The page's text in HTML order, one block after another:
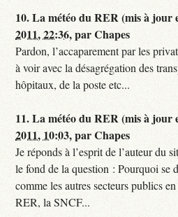
10.La météo du RER (mis à jour
2011, 22:36,parChapes
Pardon, l’accaparement par les
à voir avec la désagrégation des
hôpitaux, de la poste etc...
11.La météo du RER (mis à jour
2011, 10:03,parChapes
Je réponds à l’esprit de l’auteur du
le fond de la question : Pourquoi se
comme les autres secteurs publics
RER, la SNCF...